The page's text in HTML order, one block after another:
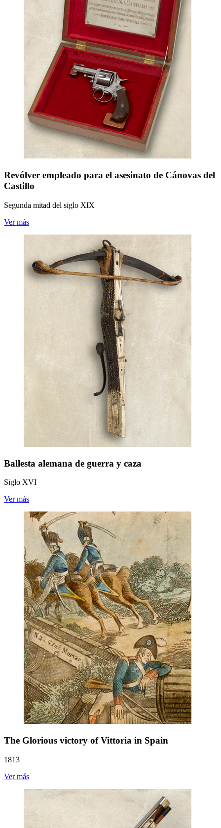
Revólver empleado para el asesinato de Cánovas del
Castillo
Segunda mitad del siglo XIX
Ver más
Ballesta alemana de guerra y caza
Siglo XVI
Ver más
The Glorious victory of Vittoria in Spain
1813
Ver más